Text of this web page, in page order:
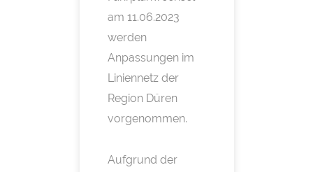
am 11.06.2023
werden
Anpassungen im
Liniennetz der
Region Düren
vorgenommen.
Aufgrund der